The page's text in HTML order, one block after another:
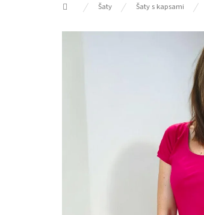
Domů Šaty Šaty s kapsami